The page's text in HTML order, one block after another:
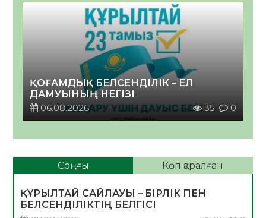
ҚОҒАМДЫҚ БЕЛСЕНДІЛІК – ЕЛ
ДАМУЫНЫҢ НЕГІЗІ
06.08.2026
35 0
Соңғы Көп қаралған
ҚҰРЫЛТАЙ САЙЛАУЫ – БІРЛІК ПЕН
БЕЛСЕНДІЛІКТІҢ БЕЛГІСІ